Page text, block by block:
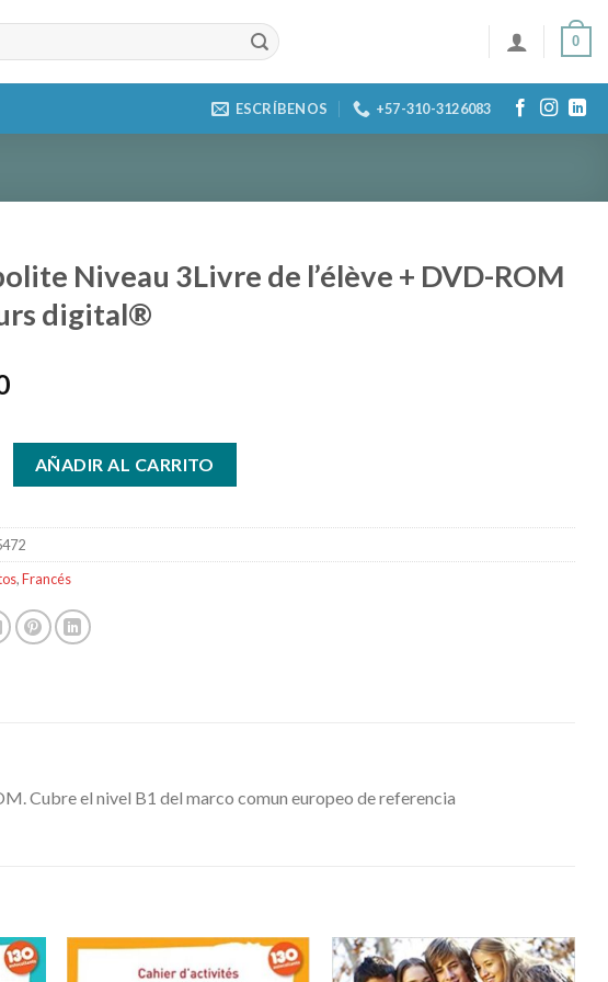
0
ESCRÍBENOS +57-310-3126083
Niveau 3Livre de l’élève + DVD-ROM
digital®
3Livre de l'élève + DVD-ROM + Parcours digital® cantidad
AÑADIR AL CARRITO
,Francés
Cubre el nivel B1 del marco comun europeo de referencia